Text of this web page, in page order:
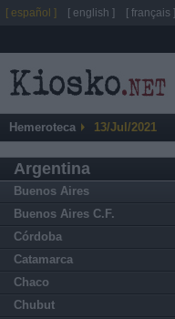
Hemeroteca 13/Jul/2021
Argentina
Buenos Aires
Buenos Aires C.F.
Córdoba
Catamarca
Chaco
Chubut
[ español ] [ english ] [ français ]